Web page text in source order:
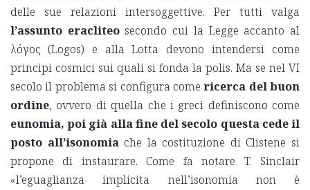
delle sue relazioni intersoggettive. Per tutti valga
l’assunto eracliteosecondo cui la Legge accanto al
λόγος (Logos) e alla Lotta devono intendersi come
principi cosmici sui quali si fonda la polis. Ma se nel VI
secolo il problema si configura come ricerca del buon
ordine, ovvero di quella che i greci definiscono come
eunomia, poi già alla fine del secolo questa cede il
posto all’isonomiache la costituzione di Clistene si
propone di instaurare. Come fa notare T. Sinclair
«l’eguaglianza implicita nell’isonomia non è